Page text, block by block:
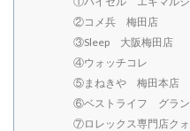
②コメ兵 梅田店
③Sleep 大阪梅田店
④ウォッチコレ
⑤まねきや 梅田本店
⑥ベストライフ グラ
⑦ロレックス専門店ク